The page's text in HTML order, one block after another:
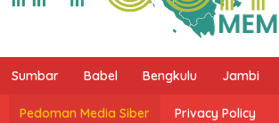
Sumbar Babel Bengkulu Jambi
Pedoman Media Siber Privacy Policy